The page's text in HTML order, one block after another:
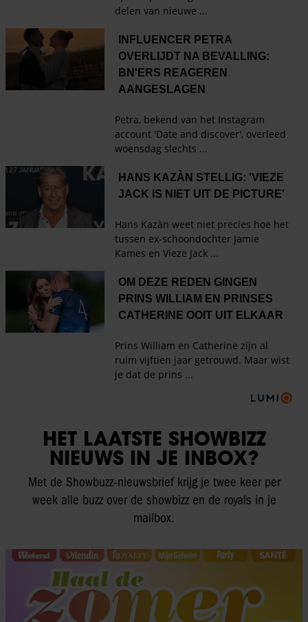
HET LAATSTE SHOWBIZZ
NIEUWS IN JE INBOX?
Met de Showbuzz-nieuwsbrief krijg je twee keer per
week alle buzz over de showbizz en de royals in je
mailbox.